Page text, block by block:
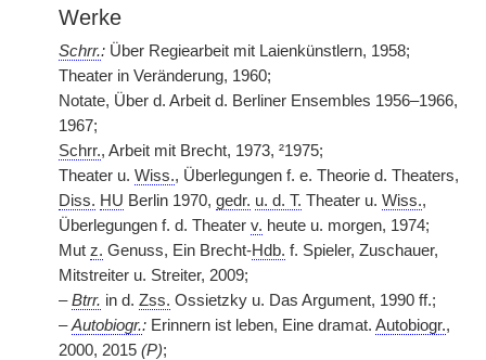
Werke
Schrr.: Über Regiearbeit mit Laienkünstlern, 1958;
Theater in Veränderung, 1960;
Notate, Über d. Arbeit d. Berliner Ensembles 1956–1966,
1967;
Schrr., Arbeit mit Brecht, 1973, ²1975;
Theater u. Wiss., Überlegungen f. e. Theorie d. Theaters,
Diss. HU Berlin 1970, gedr. u. d. T. Theater u. Wiss.,
Überlegungen f. d. Theater v. heute u. morgen, 1974;
Mut z. Genuss, Ein Brecht-Hdb. f. Spieler, Zuschauer,
Mitstreiter u. Streiter, 2009;
–Btrr. in d. Zss. Ossietzky u. Das Argument, 1990 ff.;
–Autobiogr.: Erinnern ist leben, Eine dramat. Autobiogr.,
2000, 2015 (P);